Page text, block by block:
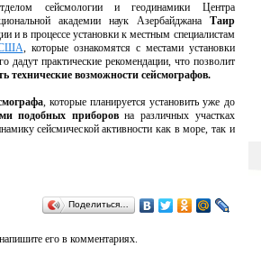
сейсмологии и геодинамики Центра
академии наук Азербайджана Таир
и в процессе установки к местным специалистам
, которые ознакомятся с местами установки
дадут практические рекомендации, что позволит
технические возможности сейсмографов.
, которые планируется установить уже до
подобных приборовна различных участках
сейсмической активности как в море, так и
Поделиться…
его в комментариях.